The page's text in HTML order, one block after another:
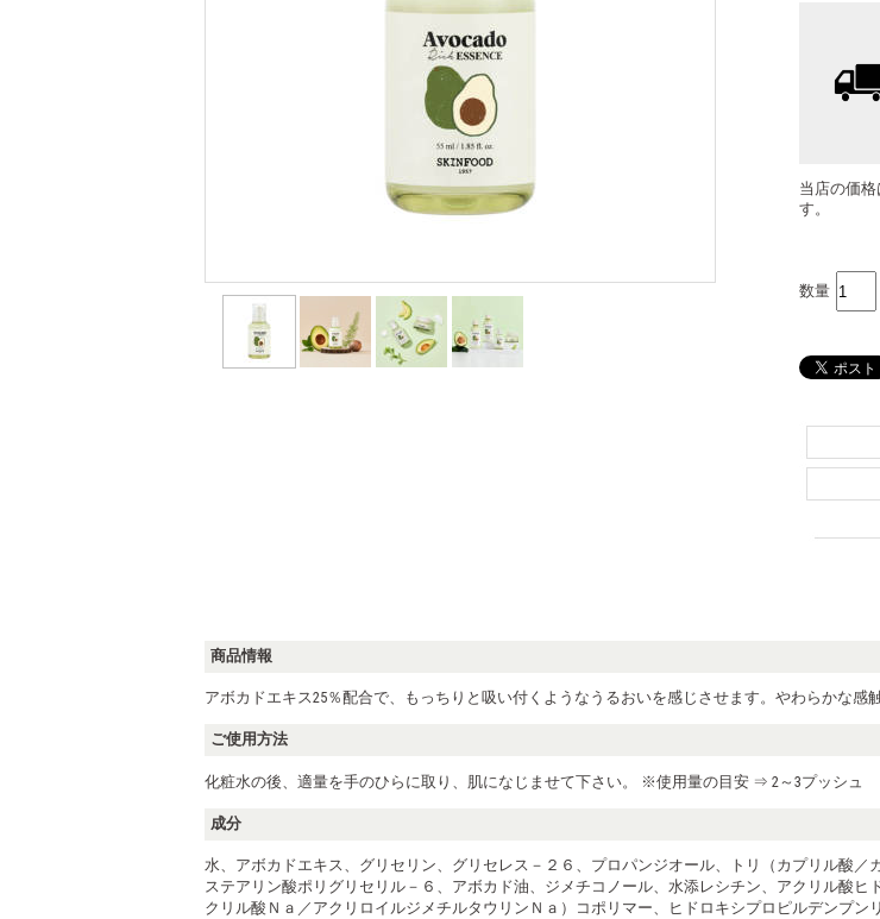
当店の価
す。
数量
商品情報
アボカドエキス25％配合で、もっちりと吸い付くようなうるおいを感じさせます。やわらかな感
ご使用方法
化粧水の後、適量を手のひらに取り、肌になじませて下さい。 ※使用量の目安 ⇒ 2～3プッシュ
成分
水、アボカドエキス、グリセリン、グリセレス－２６、プロパンジオール、トリ（カプリル酸／
ステアリン酸ポリグリセリル－６、アボカド油、ジメチコノール、水添レシチン、アクリル酸
クリル酸Ｎａ／アクリロイルジメチルタウリンＮａ）コポリマー、ヒドロキシプロピルデンプ